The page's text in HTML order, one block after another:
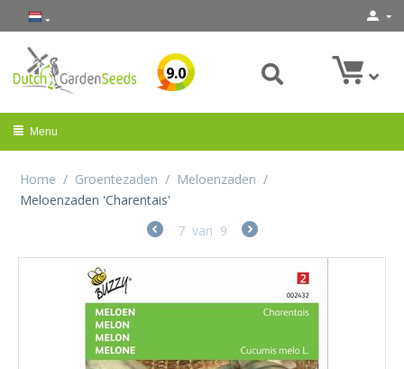
9.0
Menu
Home / Groentezaden / Meloenzaden /
Meloenzaden 'Charentais'
7 van 9